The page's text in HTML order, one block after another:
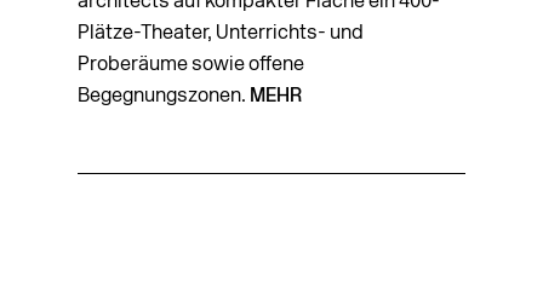
Plätze-Theater, Unterrichts- und
Proberäume sowie offene
Begegnungszonen. MEHR